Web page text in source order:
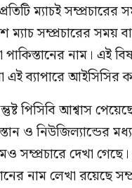
ম্যাচই
ম্যাচ সম্প্রচারের
নাম। এই
এই ব্যাপারে আইসিসির
পিসিবি আশ্বাস
ও নিউজিল্যান্ডের
সম্প্রচারে দেখা
নাম লেখা রয়েছে